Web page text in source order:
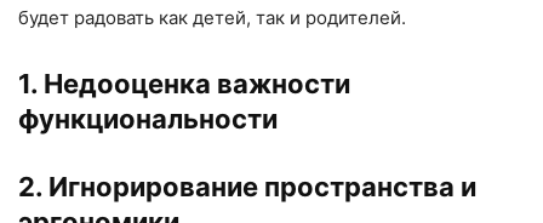
будет радовать как детей, так и родителей.
1. Недооценка важности
функциональности
2. Игнорирование пространства и